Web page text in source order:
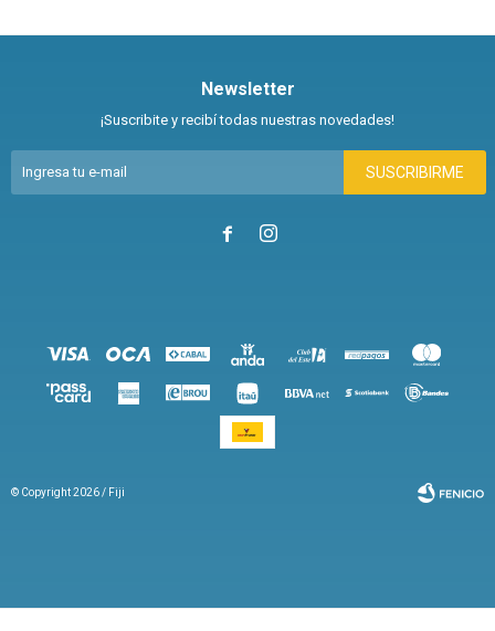
Newsletter
¡Suscribite y recibí todas nuestras novedades!
SUSCRIBIRME
 
© Copyright 2026 / Fiji